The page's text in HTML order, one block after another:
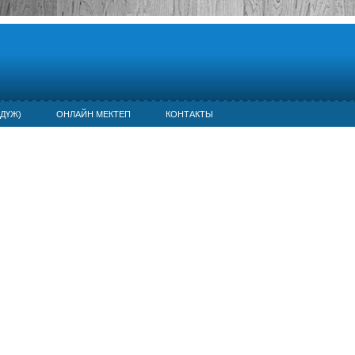
ОНЛАЙН МЕКТЕП КОНТАКТЫ